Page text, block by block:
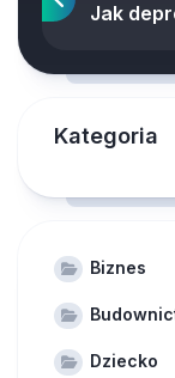
Jak
Kategoria
Biznes
Dziecko